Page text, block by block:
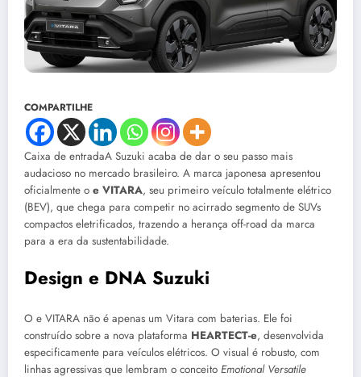
COMPARTILHE
Caixa de entradaA Suzuki acaba de dar o seu passo mais
audacioso no mercado brasileiro. A marca japonesa apresentou
oficialmente o e VITARA, seu primeiro veículo totalmente elétrico
(BEV), que chega para competir no acirrado segmento de SUVs
compactos eletrificados, trazendo a herança off-road da marca
para a era da sustentabilidade.
Design e DNA Suzuki
O e VITARA não é apenas um Vitara com baterias. Ele foi
construído sobre a nova plataforma HEARTECT-e, desenvolvida
especificamente para veículos elétricos. O visual é robusto, com
linhas agressivas que lembram o conceito Emotional Versatile